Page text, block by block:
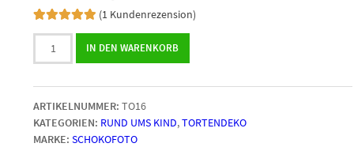
basierend
auf
(1 Kundenrezension)
Tortenaufleger
16cm
weiße
Schokolade
Menge
IN DEN WARENKORB
ARTIKELNUMMER: TO16
KATEGORIEN: RUND UMS KIND,TORTENDEKO
MARKE:SCHOKOFOTO